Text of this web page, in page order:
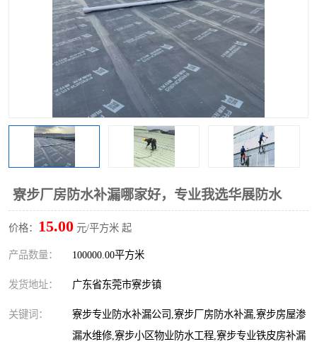
寮步厂房防水补漏哪家好，专业我选华展防水
价格： 15.00 元/平方米 起
产品数量： 100000.00平方米
发货地址： 广东省东莞市寮步镇
关键词：
寮步专业防水补漏公司,寮步厂房防水补漏,寮步房屋渗
漏水维修,寮步小区物业防水工程,寮步专业铁皮房补漏